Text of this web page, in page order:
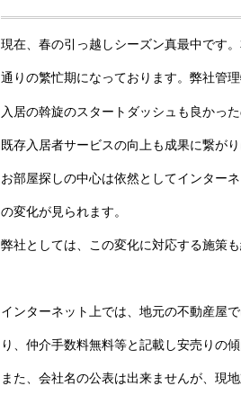
現在、春の引っ越しシーズン真最中です
通りの繁忙期になっております。弊社管
入居の斡旋のスタートダッシュも良かっ
既存入居者サービスの向上も成果に繋がり
お部屋探しの中心は依然としてインター
の変化が見られます。
弊社としては、この変化に対応する施策
インターネット上では、地元の不動産屋
り、仲介手数料無料等と記載し安売りの傾
また、会社名の公表は出来ませんが、現